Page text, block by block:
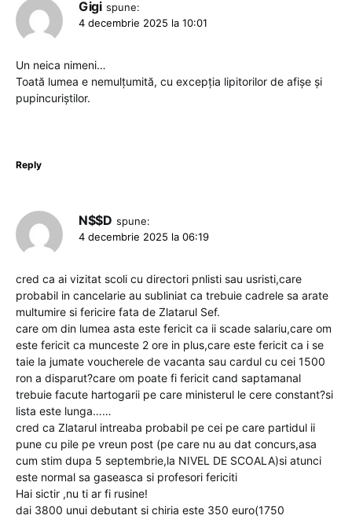
Gigi spune:
4 decembrie 2025 la 10:01
Un neica nimeni…
Toată lumea e nemulțumită, cu excepția lipitorilor de afișe și
pupincuriștilor.
Reply
N$$D spune:
4 decembrie 2025 la 06:19
cred ca ai vizitat scoli cu directori pnlisti sau usristi,care
probabil in cancelarie au subliniat ca trebuie cadrele sa arate
multumire si fericire fata de Zlatarul Sef.
care om din lumea asta este fericit ca ii scade salariu,care om
este fericit ca munceste 2 ore in plus,care este fericit ca i se
taie la jumate voucherele de vacanta sau cardul cu cei 1500
ron a disparut?care om poate fi fericit cand saptamanal
trebuie facute hartogarii pe care ministerul le cere constant?si
lista este lunga……
cred ca Zlatarul intreaba probabil pe cei pe care partidul ii
pune cu pile pe vreun post (pe care nu au dat concurs,asa
cum stim dupa 5 septembrie,la NIVEL DE SCOALA)si atunci
este normal sa gaseasca si profesori fericiti
Hai sictir ,nu ti ar fi rusine!
dai 3800 unui debutant si chiria este 350 euro(1750